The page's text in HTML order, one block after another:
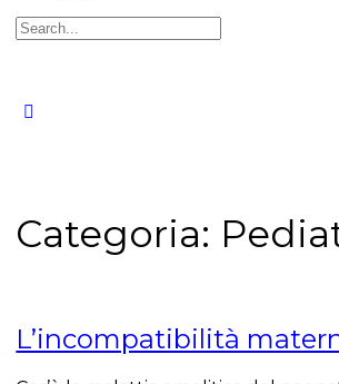
Categoria:
L’incompatibilità